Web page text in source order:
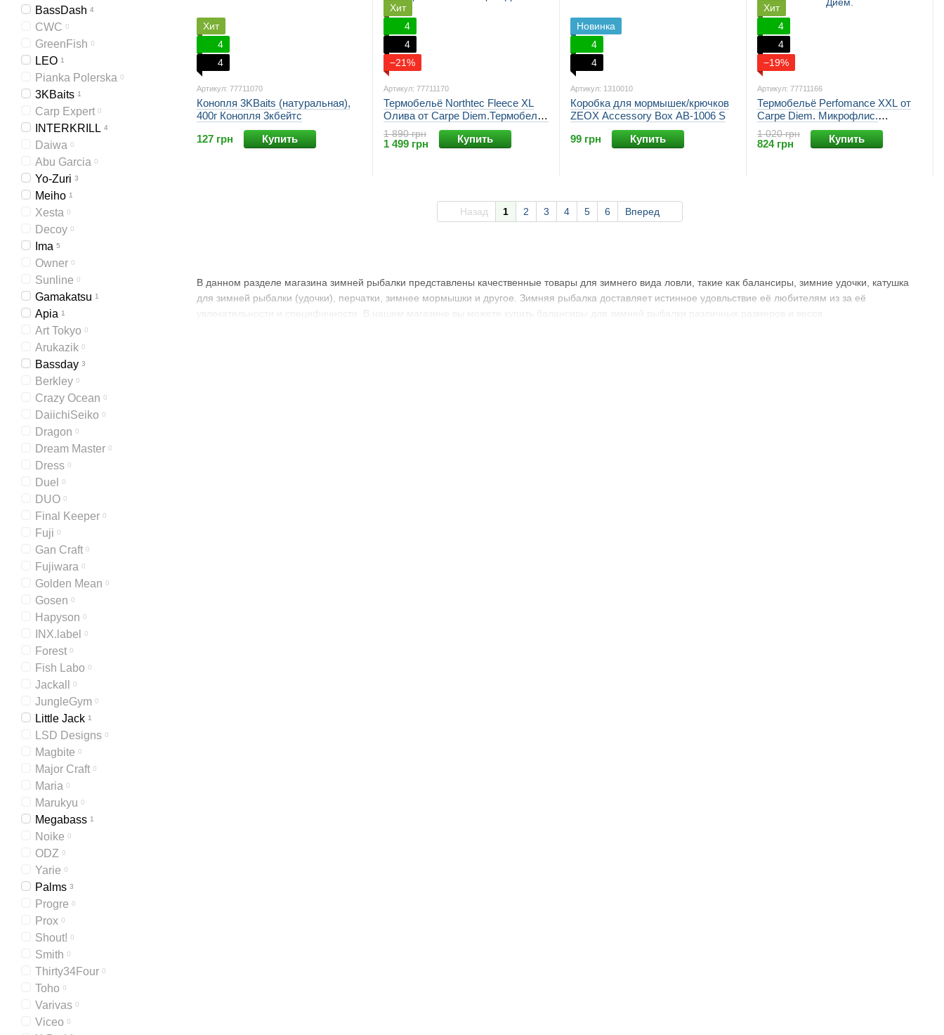
В данном разделе магазина зимней рыбалки представлены качественные товары для зимнего вида ловли, такие как балансиры, зимние удочки, катушка
для зимней рыбалки (удочки), перчатки, зимнее мормышки и другое. Зимняя рыбалка доставляет истинное удовльствие её любителям из за её
увлекательности и специфичности. В нашем магазине вы можете купить балансиры для зимней рыбалки различных размеров и весов.
Хит
4
4
Артикул: 77711070
Конопля 3KBaits (натуральная),
400г Конопля 3кбейтс
127 грн
Купить
Хит
4
4
−21%
Артикул: 77711170
Термобельё Northtec Fleece XL
Олива от Carpe Diem.Термобельё
Нортек Флис от Карпе Дием.
1 890 грн
1 499 грн Купить
Новинка
4
4
Артикул: 1310010
Коробка для мормышек/крючков
ZEOX Accessory Box AB-1006 S
99 грн
Купить
Хит
4
4
−19%
Артикул: 77711166
Термобельё Perfomance XXL от
Carpe Diem. Микрофлис.
Термобельё Перфоманс от Карпе
Дием.
1 020 грн
824 грн Купить
Назад 1 2 3 4 5 6 Вперед
BassDash 4
CWC 0
GreenFish 0
LEO 1
Pianka Polerska 0
3KBaits 1
Carp Expert 0
INTERKRILL 4
Daiwa 0
Abu Garcia 0
Yo-Zuri 3
Meiho 1
Xesta 0
Decoy 0
Ima 5
Owner 0
Sunline 0
Gamakatsu 1
Apia 1
Art Tokyo 0
Arukazik 0
Bassday 3
Berkley 0
Crazy Ocean 0
DaiichiSeiko 0
Dragon 0
Dream Master 0
Dress 0
Duel 0
DUO 0
Final Keeper 0
Fuji 0
Gan Craft 0
Fujiwara 0
Golden Mean 0
Gosen 0
Hapyson 0
INX.label 0
Forest 0
Fish Labo 0
Jackall 0
JungleGym 0
Little Jack 1
LSD Designs 0
Magbite 0
Major Craft 0
Maria 0
Marukyu 0
Megabass 1
Noike 0
ODZ 0
Yarie 0
Palms 3
Progre 0
Prox 0
Shout! 0
Smith 0
Thirty34Four 0
Toho 0
Varivas 0
Viceo 0